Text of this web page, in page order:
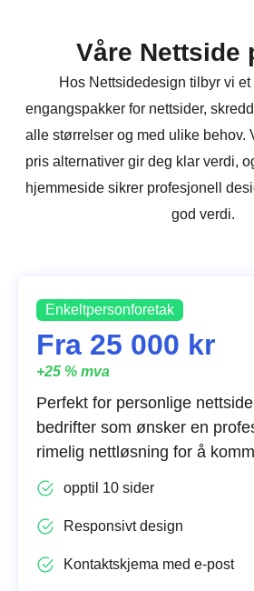
Våre Nettside
Hos Nettsidedesign tilbyr vi
engangspakker for nettsider,
alle størrelser og med ulike behov.
pris alternativer gir deg klar verdi,
hjemmeside sikrer profesjonell
god verdi.
Enkeltpersonforetak
Fra 25 000 kr
+25 % mva
Perfekt for personlige
bedrifter som ønsker en
rimelig nettløsning for å
opptil 10 sider
Responsivt design
Kontaktskjema med e-post